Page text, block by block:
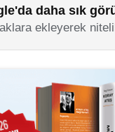
daha sık
ekleyerek